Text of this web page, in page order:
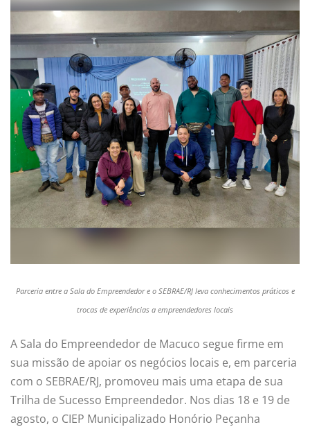
Parceria entre a Sala do Empreendedor e o SEBRAE/RJ leva conhecimentos práticos e
trocas de experiências a empreendedores locais
A Sala do Empreendedor de Macuco segue firme em
sua missão de apoiar os negócios locais e, em parceria
com o SEBRAE/RJ, promoveu mais uma etapa de sua
Trilha de Sucesso Empreendedor. Nos dias 18 e 19 de
agosto, o CIEP Municipalizado Honório Peçanha